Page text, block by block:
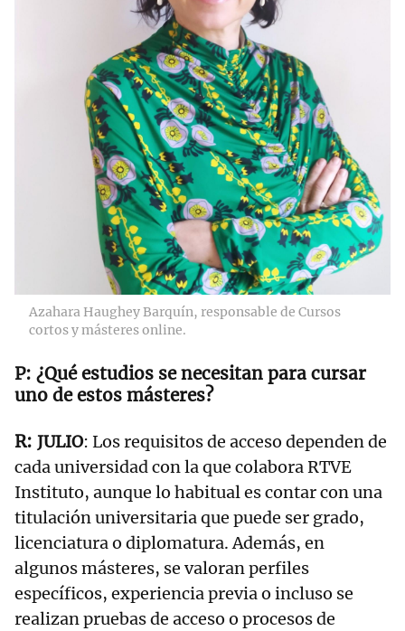
Azahara Haughey Barquín, responsable de Cursos
cortos y másteres online.
¿Qué estudios se necesitan para cursar
uno de estos másteres?
JULIO: Los requisitos de acceso dependen de
cada universidad con la que colabora RTVE
Instituto, aunque lo habitual es contar con una
titulación universitaria que puede ser grado,
licenciatura o diplomatura. Además, en
algunos másteres, se valoran perfiles
específicos, experiencia previa o incluso se
realizan pruebas de acceso o procesos de